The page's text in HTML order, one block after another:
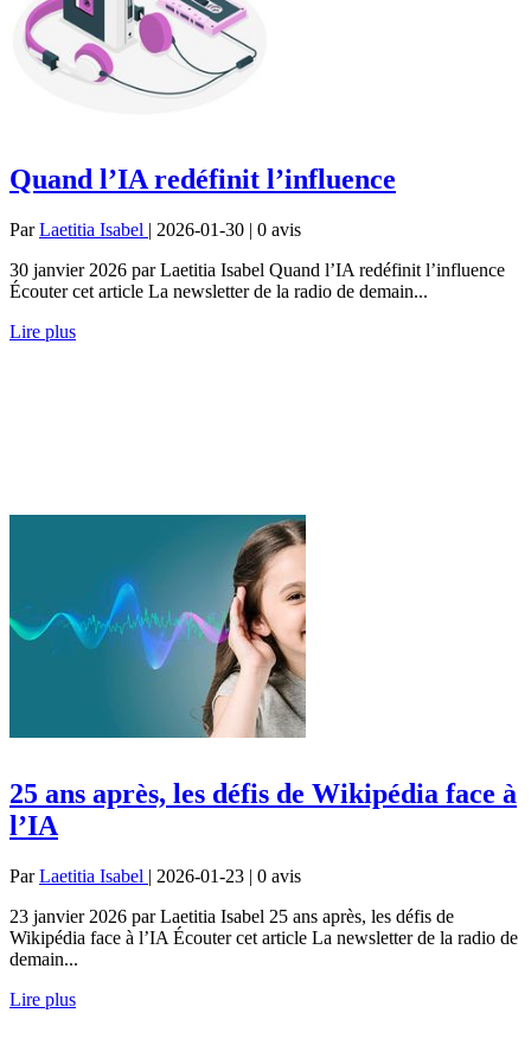
Quand l’IA redéfinit l’influence
ParLaetitia Isabel | 2026-01-30 | 0 avis
30 janvier 2026 par Laetitia Isabel Quand l’IA redéfinit l’influence
Écouter cet article La newsletter de la radio de demain...
Lire plus
25 ans après, les défis de Wikipédia face à
l’IA
ParLaetitia Isabel | 2026-01-23 | 0 avis
23 janvier 2026 par Laetitia Isabel 25 ans après, les défis de
Wikipédia face à l’IA Écouter cet article La newsletter de la radio de
demain...
Lire plus